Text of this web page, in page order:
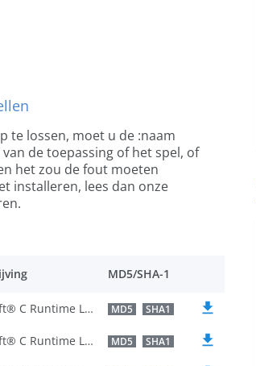
te lossen, moet u de :naam
de toepassing of het spel, of
het zou de fout moeten
installeren, lees dan onze
MD5/SHA-1
Microsoft® C Runtime Library MD5 SHA1
Microsoft® C Runtime Library MD5 SHA1